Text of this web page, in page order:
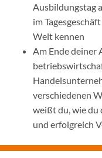
Ausbildungstag
im
Welt kennen
Am Ende deiner
verschiedenen
weißt du, wie
und erfolgreich